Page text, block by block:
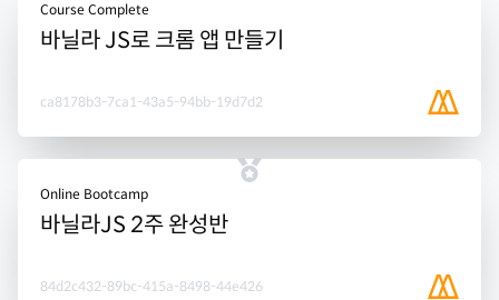
Course Complete
바닐라 JS로 크롬 앱 만들기
ca8178b3-7ca1-43a5-94bb-19d7d2
Online Bootcamp
바닐라JS 2주 완성반
84d2c432-89bc-415a-8498-44e426